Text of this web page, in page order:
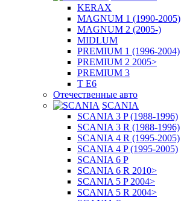
KERAX
MAGNUM 1 (1990-2005)
MAGNUM 2 (2005-)
MIDLUM
PREMIUM 1 (1996-2004)
PREMIUM 2 2005>
PREMIUM 3
T E6
Отечественные авто
SCANIA
SCANIA 3 P (1988-1996)
SCANIA 3 R (1988-1996)
SCANIA 4 R (1995-2005)
SCANIA 4 P (1995-2005)
SCANIA 6 P
SCANIA 6 R 2010>
SCANIA 5 P 2004>
SCANIA 5 R 2004>